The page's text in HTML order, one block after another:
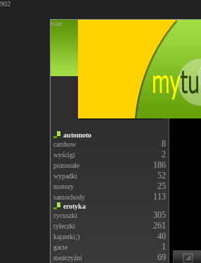
902
start
automoto
carshow
8
wyścigi 2
pozostałe 186
wypadki 52
motory 25
samochody 113
erotyka
cycuszki
305
tyłeczki 261
kajzerki;) 40
gacie 1
meżczyźni 69